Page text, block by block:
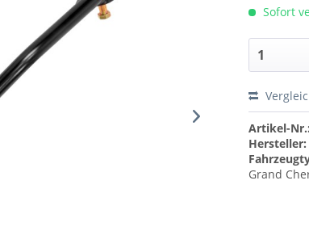
Sofort
Artikel-
Hersteller:
Grand